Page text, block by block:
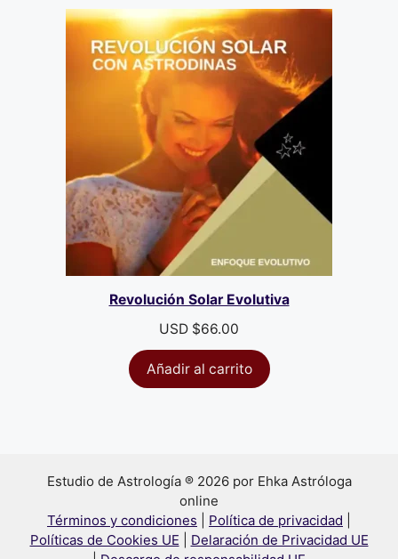
Revolución Solar Evolutiva
USD $66.00
Añadir al carrito
Estudio de Astrología ® 2026 por Ehka Astróloga
online
Términos y condiciones
Política de privacidad
Políticas de Cookies UE
Delaración de Privacidad UE
Artículo añadido al carrito. Finalizar Compra